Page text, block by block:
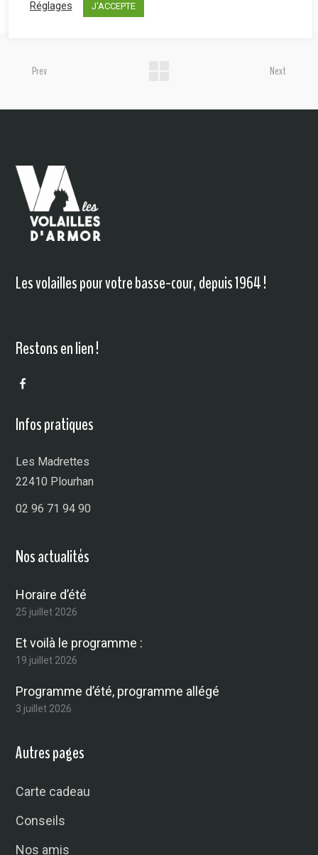
Prev Next
Les volailles pour votre basse-cour, depuis 1964 !
Restons en lien !
Infos pratiques
Les Madrettes
22410 Plourhan
02 96 71 94 90
Nos actualités
Horaire d’été
25 juillet 2026
Et voilà le programme :
19 juillet 2026
Programme d’été, programme allégé
3 juillet 2026
Autres pages
Carte cadeau
Conseils
Nos amis
Réglages J'ACCEPTE